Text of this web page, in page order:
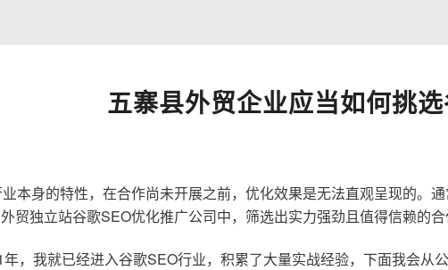
五寨县外贸企业应当如何挑
本身的特性，在合作尚未开展之前，优化效果是无法直观呈现的。
贸独立站谷歌SEO优化推广公司中，筛选出实力强劲且值得信赖的
，我就已经进入谷歌SEO行业，积累了大量实战经验，下面我会